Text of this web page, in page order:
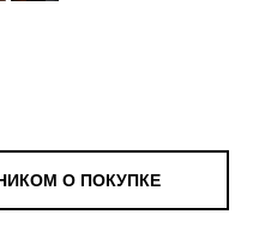
О ПОКУПКЕ